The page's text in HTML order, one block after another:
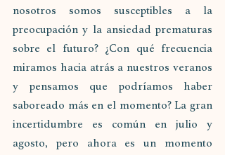
nosotros somos susceptibles a la
preocupación y la ansiedad prematuras
sobre el futuro? ¿Con qué frecuencia
miramos hacia atrás a nuestros veranos
y pensamos que podríamos haber
saboreado más en el momento? La gran
incertidumbre es común en julio y
agosto, pero ahora es un momento